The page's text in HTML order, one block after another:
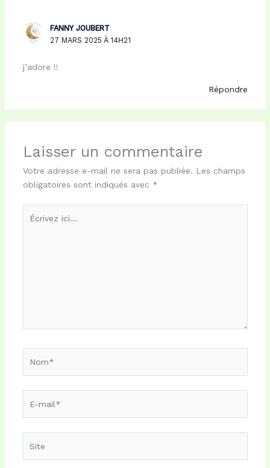
FANNY JOUBERT
27 MARS 2025 À 14H21
j’adore !!
Répondre
Laisser un commentaire
Votre adresse e-mail ne sera pas publiée. Les champs
obligatoires sont indiqués avec *
ici…
mail*